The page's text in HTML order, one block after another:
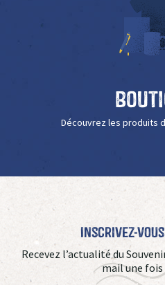
Découvrez les produits
Inscrivez-
Recevez l’actualité du
mail une